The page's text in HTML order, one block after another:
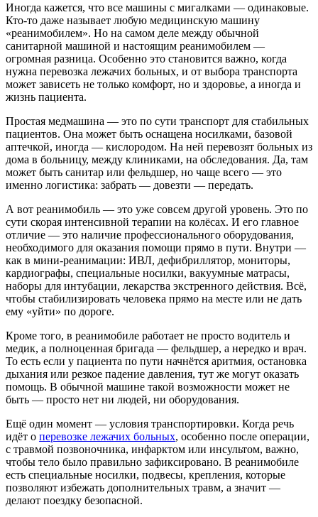
Иногда кажется, что все машины с мигалками — одинаковые.
Кто-то даже называет любую медицинскую машину
«реанимобилем». Но на самом деле между обычной
санитарной машиной и настоящим реанимобилем —
огромная разница. Особенно это становится важно, когда
нужна перевозка лежачих больных, и от выбора транспорта
может зависеть не только комфорт, но и здоровье, а иногда и
жизнь пациента.
Простая медмашина — это по сути транспорт для стабильных
пациентов. Она может быть оснащена носилками, базовой
аптечкой, иногда — кислородом. На ней перевозят больных из
дома в больницу, между клиниками, на обследования. Да, там
может быть санитар или фельдшер, но чаще всего — это
именно логистика: забрать — довезти — передать.
А вот реанимобиль — это уже совсем другой уровень. Это по
сути скорая интенсивной терапии на колёсах. И его главное
отличие — это наличие профессионального оборудования,
необходимого для оказания помощи прямо в пути. Внутри —
как в мини-реанимации: ИВЛ, дефибриллятор, мониторы,
кардиографы, специальные носилки, вакуумные матрасы,
наборы для интубации, лекарства экстренного действия. Всё,
чтобы стабилизировать человека прямо на месте или не дать
ему «уйти» по дороге.
Кроме того, в реанимобиле работает не просто водитель и
медик, а полноценная бригада — фельдшер, а нередко и врач.
То есть если у пациента по пути начнётся аритмия, остановка
дыхания или резкое падение давления, тут же могут оказать
помощь. В обычной машине такой возможности может не
быть — просто нет ни людей, ни оборудования.
Ещё один момент — условия транспортировки. Когда речь
идёт о перевозке лежачих больных, особенно после операции,
с травмой позвоночника, инфарктом или инсультом, важно,
чтобы тело было правильно зафиксировано. В реанимобиле
есть специальные носилки, подвесы, крепления, которые
позволяют избежать дополнительных травм, а значит —
делают поездку безопасной.